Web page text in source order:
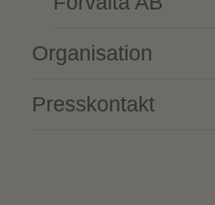
Organisation
Presskontakt